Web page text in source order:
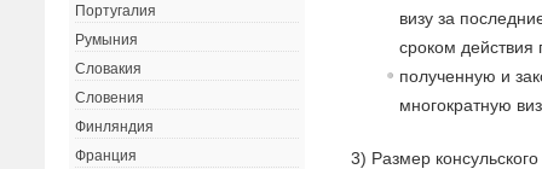
визу за
сроком действия
полученную и
многократную
3) Размер
Португалия
Румыния
Словакия
Словения
Финляндия
Франция